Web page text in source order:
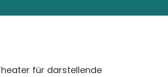
für darstellende